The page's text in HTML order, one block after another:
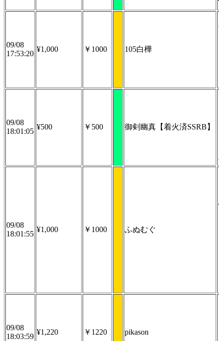
09/08
17:53:20
¥1,000 ￥1000 105白樺
09/08
18:01:05
¥500 ￥500 御剣幽真【着火済SSRB】
09/08
18:01:55
¥1,000 ￥1000 ふぬむぐ
09/08
18:03:59
¥1,220 ￥1220 pikason